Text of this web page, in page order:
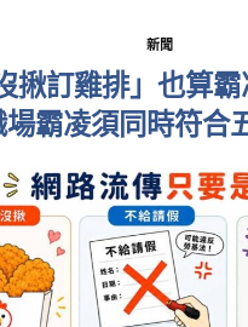
新聞
揪訂雞排」也算霸
場霸凌須同時符合